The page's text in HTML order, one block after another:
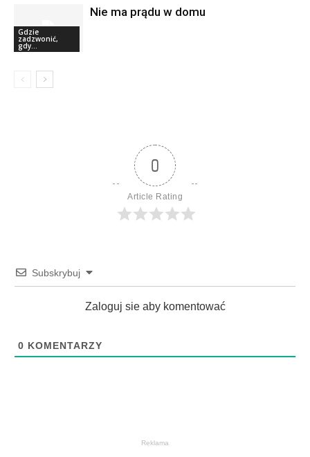
Gdzie
zadzwonić,
gdy...
Nie ma prądu w domu
0
Article Rating
Subskrybuj
Zaloguj sie aby komentować
0 KOMENTARZY
Reklama